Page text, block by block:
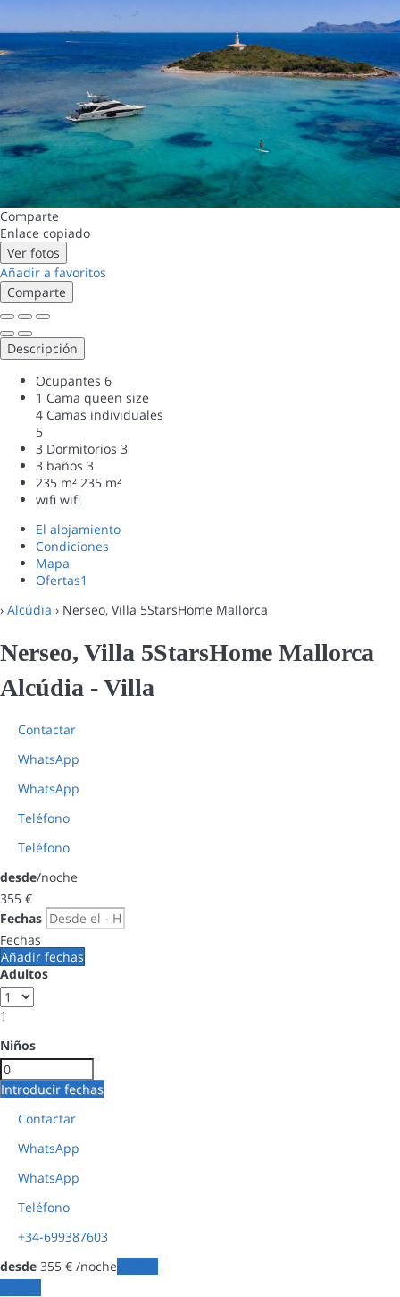
Comparte
Enlace copiado
Ver fotos
Añadir a favoritos
Comparte
Descripción
Ocupantes 6
1 Cama queen size
4 Camas individuales
5
3 Dormitorios 3
3 baños 3
235 m² 235 m²
wifi wifi
El alojamiento
Condiciones
Mapa
Ofertas1
› Alcúdia › Nerseo, Villa 5StarsHome Mallorca
Nerseo, Villa 5StarsHome Mallorca
Alcúdia -Villa
Contactar
WhatsApp
WhatsApp
Teléfono
Teléfono
desde/noche
355 €
Fechas
Fechas
Añadir fechas
Adultos
1
Niños
Introducir fechas
Contactar
WhatsApp
WhatsApp
Teléfono
+34-699387603
desde 355 € /noche